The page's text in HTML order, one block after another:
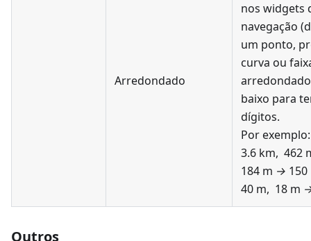
Arredondado
nos widgets
navegação
um ponto,
curva ou
baixo para
dígitos.
Por
3.6 km, 462
184 m →
40 m, 18 m
Outros